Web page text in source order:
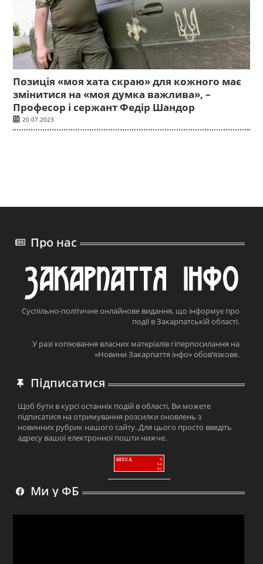
Позиція «моя хата скраю» для кожного має
змінитися на «моя думка важлива», –
Професор і сержант Федір Шандор
20.07.2023
Про нас
Суспільно-політичне онлайнове видання, що інформує про
події в Закарпатській області.
У разі копіювання власних матеріалів гіперпосилання на
«Новини Закарпаття інфо» обов’язкове.
Підписатися
Щоб бути в курсі останніх подій в області, Ви можете
підписатися на отримування розсилки оновлень з
новинних рубрик нашого сайту. Для цього просто введіть
адресу вашої електронної пошти нижче.
HIT.UA
4
64
82
Ми у ФБ